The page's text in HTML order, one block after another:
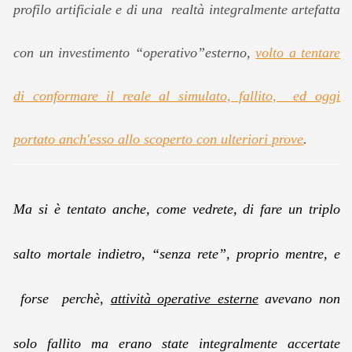
profilo artificiale e di una realtà integralmente artefatta
con un investimento “operativo”esterno,volto a tentare
di conformare il reale al simulato, fallito, ed oggi
portato anch'esso allo scoperto con ulteriori prove.
Ma si è tentato anche, come vedrete, di fare un triplo
salto mortale indietro, “senza rete”, proprio mentre, e
forse perchè, attività operative esterneavevano non
solo fallito ma erano state integralmente accertate